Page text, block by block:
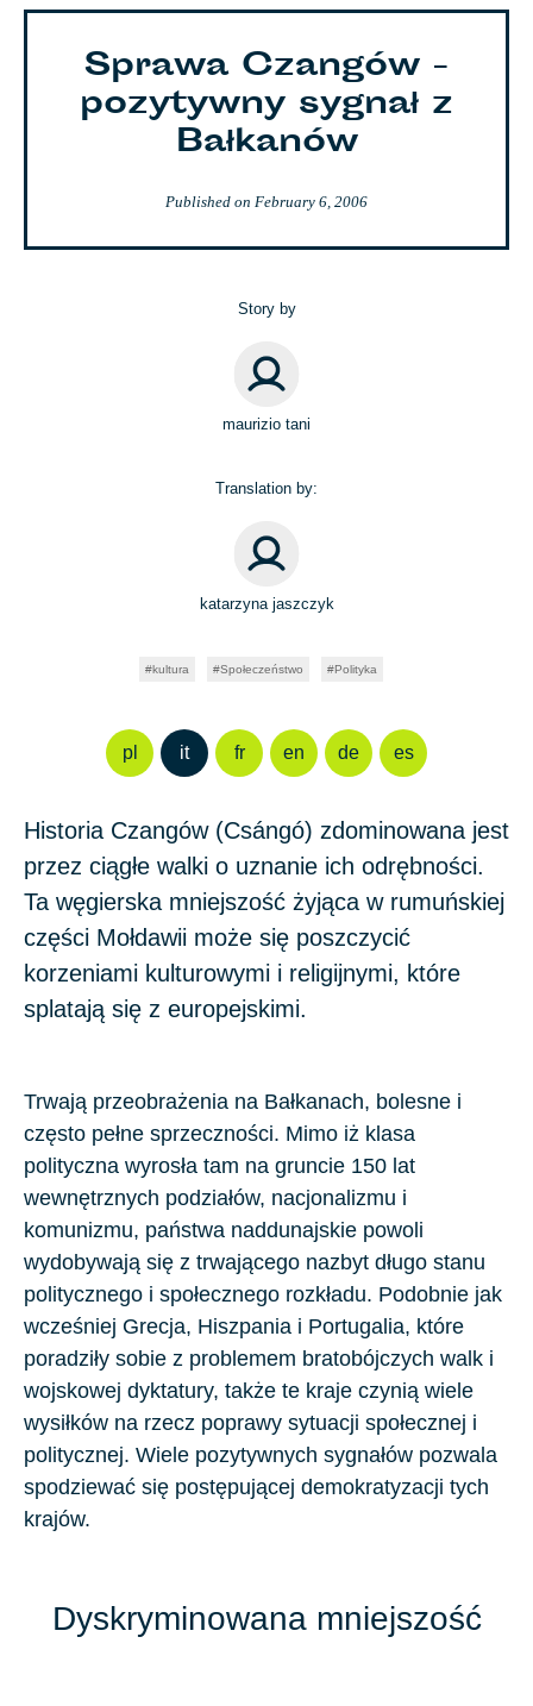
Sprawa Czangów -
pozytywny sygnał z
Bałkanów
Published on February 6, 2006
Story by
maurizio tani
Translation by:
katarzyna jaszczyk
kultura Społeczeństwo Polityka
pl it fr en de es
Historia Czangów (Csángó) zdominowana jest
przez ciągłe walki o uznanie ich odrębności.
Ta węgierska mniejszość żyjąca w rumuńskiej
części Mołdawii może się poszczycić
korzeniami kulturowymi i religijnymi, które
splatają się z europejskimi.
Trwają przeobrażenia na Bałkanach, bolesne i
często pełne sprzeczności. Mimo iż klasa
polityczna wyrosła tam na gruncie 150 lat
wewnętrznych podziałów, nacjonalizmu i
komunizmu, państwa naddunajskie powoli
wydobywają się z trwającego nazbyt długo stanu
politycznego i społecznego rozkładu. Podobnie jak
wcześniej Grecja, Hiszpania i Portugalia, które
poradziły sobie z problemem bratobójczych walk i
wojskowej dyktatury, także te kraje czynią wiele
wysiłków na rzecz poprawy sytuacji społecznej i
politycznej. Wiele pozytywnych sygnałów pozwala
spodziewać się postępującej demokratyzacji tych
krajów.
Dyskryminowana mniejszość